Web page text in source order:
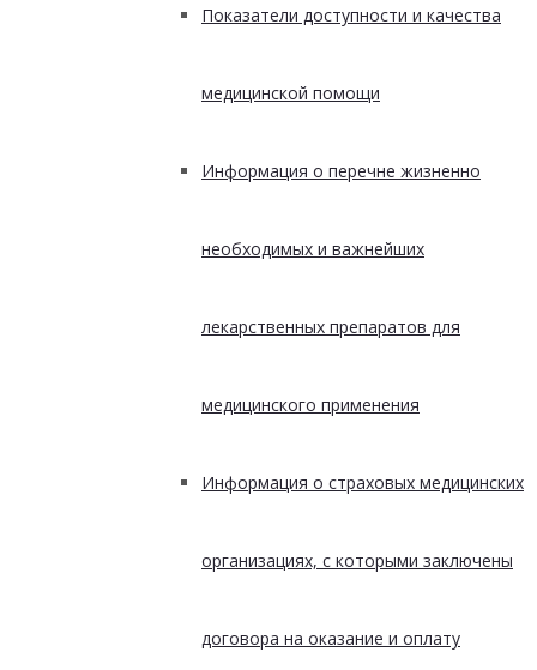
Показатели доступности и качества
медицинской помощи
Информация о перечне жизненно
необходимых и важнейших
лекарственных препаратов для
медицинского применения
Информация о страховых медицинских
организациях, с которыми заключены
договора на оказание и оплату